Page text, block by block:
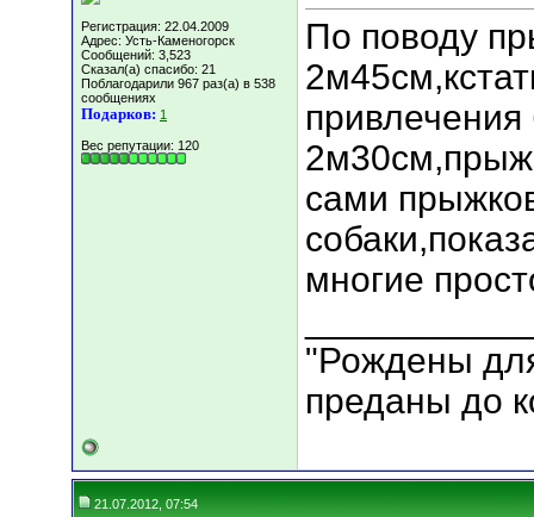
Регистрация: 22.04.2009
Адрес: Усть-Каменогорск
Сообщений: 3,523
Сказал(а) спасибо: 21
Поблагодарили 967 раз(а) в 538
сообщениях
Подарков: 1
Вес репутации: 120
По поводу
сами
многие
"Рождены
преданы до
21.07.2012, 07:54